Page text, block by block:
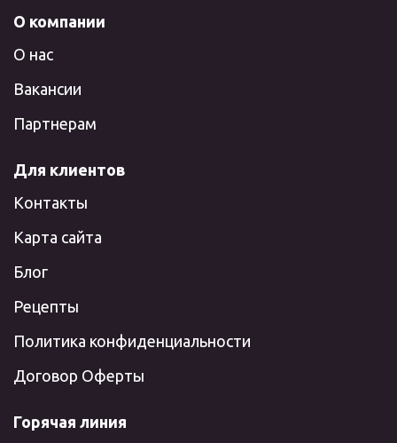
О компании
О нас
Вакансии
Партнерам
Для клиентов
Контакты
Карта сайта
Блог
Рецепты
Политика конфиденциальности
Договор Оферты
Горячая линия